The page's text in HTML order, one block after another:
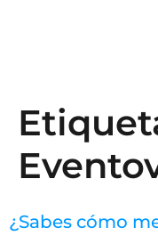
¿Sabes cómo